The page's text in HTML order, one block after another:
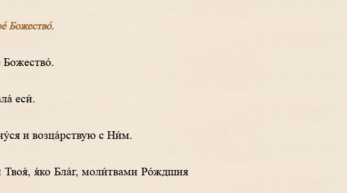
Божество́.
Божество́.
еси́.
и возца́рствую с Ни́м.
я́ко Бла́г, моли́твами Ро́ждшия